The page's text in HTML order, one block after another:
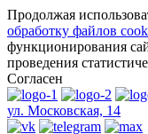
Продолжая
обработку файлов
функционирования
проведения
Согласен
ул. Московская, 14